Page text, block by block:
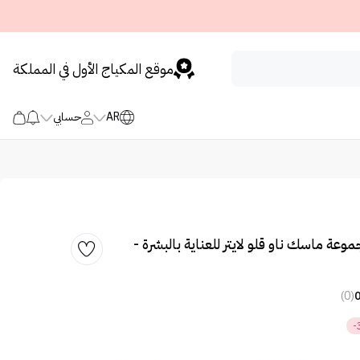
موقع المكياج الأول في المملكة
AR حسابي
ماسك ناو قلو لايتر للعناية بالبشرة -
0
(0)
-